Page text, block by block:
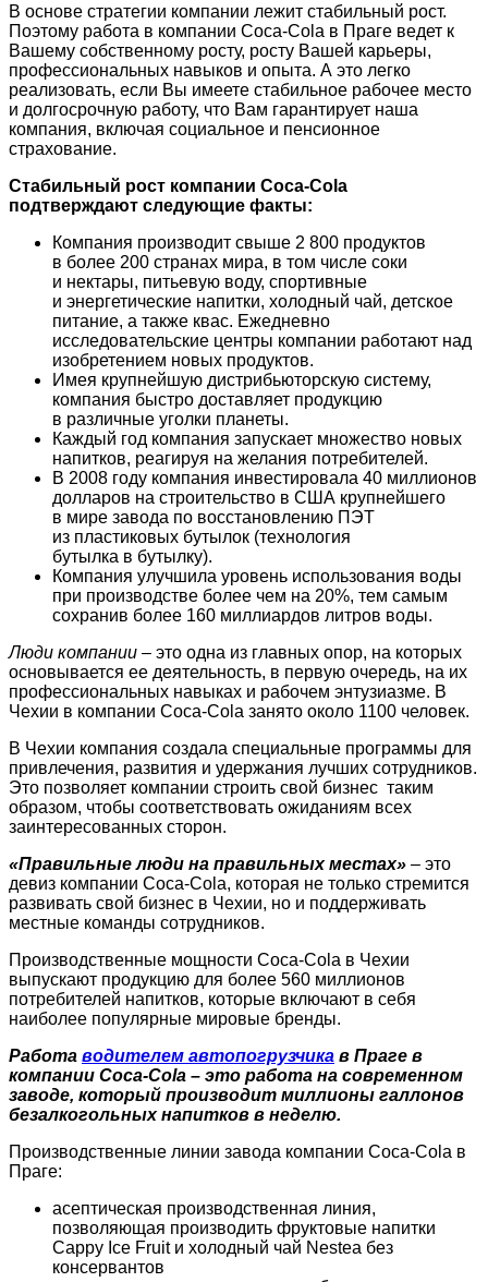
В основе стратегии компании лежит стабильный рост.
Поэтому работа в компании Coca-Cola в Праге ведет к
Вашему собственному росту, росту Вашей карьеры,
профессиональных навыков и опыта. А это легко
реализовать, если Вы имеете стабильное рабочее место
и долгосрочную работу, что Вам гарантирует наша
компания, включая социальное и пенсионное
страхование.
Стабильный рост компании Coca-Cola
подтверждают следующие факты:
Компания производит свыше 2 800 продуктов
в более 200 странах мира, в том числе соки
и нектары, питьевую воду, спортивные
и энергетические напитки, холодный чай, детское
питание, а также квас. Ежедневно
исследовательские центры компании работают над
изобретением новых продуктов.
Имея крупнейшую дистрибьюторскую систему,
компания быстро доставляет продукцию
в различные уголки планеты.
Каждый год компания запускает множество новых
напитков, реагируя на желания потребителей.
В 2008 году компания инвестировала 40 миллионов
долларов на строительство в США крупнейшего
в мире завода по восстановлению ПЭТ
из пластиковых бутылок (технология
бутылка в бутылку).
Компания улучшила уровень использования воды
при производстве более чем на 20%, тем самым
сохранив более 160 миллиардов литров воды.
Люди компании – это одна из главных опор, на которых
основывается ее деятельность, в первую очередь, на их
профессиональных навыках и рабочем энтузиазме. В
Чехии в компании Coca-Cola занято около 1100 человек.
В Чехии компания создала специальные программы для
привлечения, развития и удержания лучших сотрудников.
Это позволяет компании строить свой бизнес таким
образом, чтобы соответствовать ожиданиям всех
заинтересованных сторон.
«Правильные люди на правильных местах» – это
девиз компании Coca-Cola, которая не только стремится
развивать свой бизнес в Чехии, но и поддерживать
местные команды сотрудников.
Производственные мощности Coca-Cola в Чехии
выпускают продукцию для более 560 миллионов
потребителей напитков, которые включают в себя
наиболее популярные мировые бренды.
Работа водителем автопогрузчика в Праге в
компании Coca-Cola – это работа на современном
заводе, который производит миллионы галлонов
безалкогольных напитков в неделю.
Производственные линии завода компании Coca-Cola в
Праге:
асептическая производственная линия,
позволяющая производить фруктовые напитки
Cappy Ice Fruit и холодный чай Nestea без
консервантов